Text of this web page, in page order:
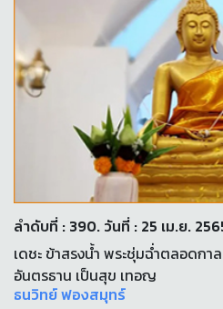
ลำดับที่ : 390. วันที่ : 25 เม.ย.
เดชะ ข้าสรงน้ำ พระชุ่มฉ่ำตลอดก
อันตรธาน เป็นสุข เทอญ
ธนวิทย์ ฟองสมุทร์